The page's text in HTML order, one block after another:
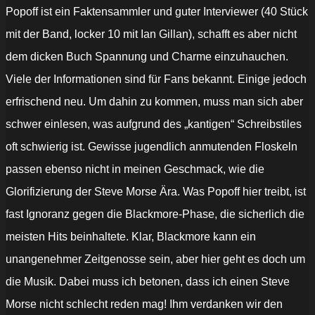
Popoff ist ein Faktensammler und guter Interviewer (40 Stück
mit der Band, locker 10 mit Ian Gillan), schafft es aber nicht
dem dicken Buch Spannung und Charme einzuhauchen.
Viele der Informationen sind für Fans bekannt. Einige jedoch
erfrischend neu. Um dahin zu kommen, muss man sich aber
schwer einlesen, was aufgrund des „kantigen“ Schreibstiles
oft schwierig ist. Gewisse jugendlich anmutenden Floskeln
passen ebenso nicht in meinen Geschmack, wie die
Glorifizierung der Steve Morse Ära. Was Popoff hier treibt, ist
fast Ignoranz gegen die Blackmore-Phase, die sicherlich die
meisten Hits beinhaltete. Klar, Blackmore kann ein
unangenehmer Zeitgenosse sein, aber hier geht es doch um
die Musik. Dabei muss ich betonen, dass ich einen Steve
Morse nicht schlecht reden mag! Ihm verdanken wir den